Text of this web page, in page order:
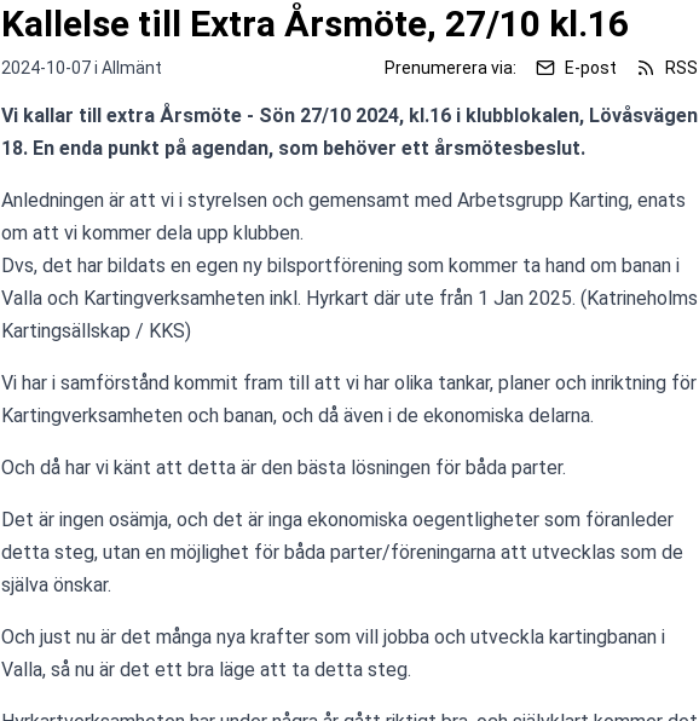
Kallelse till Extra Årsmöte, 27/10 kl.16
2024-10-07 i Allmänt Prenumerera via: E-post RSS
Vi kallar till extra Årsmöte - Sön 27/10 2024, kl.16 i klubblokalen, Lövåsvägen
18. En enda punkt på agendan, som behöver ett årsmötesbeslut.
Anledningen är att vi i styrelsen och gemensamt med Arbetsgrupp Karting, enats
om att vi kommer dela upp klubben.
Dvs, det har bildats en egen ny bilsportförening som kommer ta hand om banan i
Valla och Kartingverksamheten inkl. Hyrkart där ute från 1 Jan 2025. (Katrineholms
Kartingsällskap / KKS)
Vi har i samförstånd kommit fram till att vi har olika tankar, planer och inriktning för
Kartingverksamheten och banan, och då även i de ekonomiska delarna.
Och då har vi känt att detta är den bästa lösningen för båda parter.
Det är ingen osämja, och det är inga ekonomiska oegentligheter som föranleder
detta steg, utan en möjlighet för båda parter/föreningarna att utvecklas som de
själva önskar.
Och just nu är det många nya krafter som vill jobba och utveckla kartingbanan i
Valla, så nu är det ett bra läge att ta detta steg.